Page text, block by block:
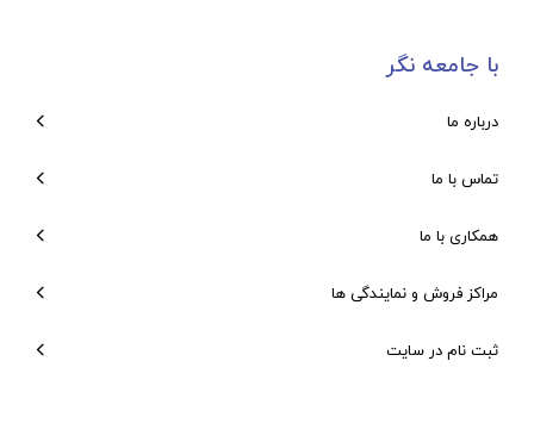
با جامعه نگر
درباره ما
تماس با ما
همکاری با ما
مراکز فروش و نمایندگی ها
ثبت نام در سایت